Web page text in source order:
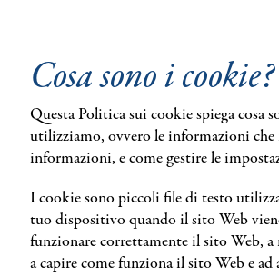
Cosa sono i cookie?
Questa Politica sui cookie spiega
utilizziamo, ovvero le informazioni
informazioni, e come gestire le
I cookie sono piccoli file di testo
tuo dispositivo quando il sito Web
funzionare correttamente il sito Web,
a capire come funziona il sito Web e